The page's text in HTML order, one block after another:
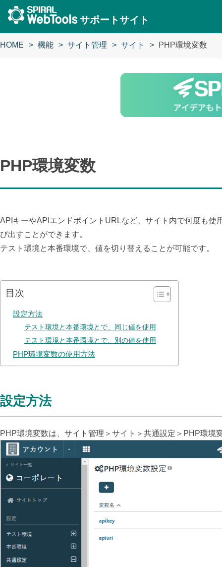
サポートサイト
HOME 機能 サイト管理 サイト PHP環境変数
PHP環境変数
APIキーやAPIエンドポイントURLなど、サイト内で何度も
び出すことができます。
テスト環境と本番環境で、値を切り替えることが可能です。
目次
設定方法
テスト環境と本番環境とで、同じ値を使用
テスト環境と本番環境とで、別の値を使用
PHP環境変数の使用方法
設定方法
PHP環境変数は、サイト管理＞サイト＞共通設定＞PHP環境